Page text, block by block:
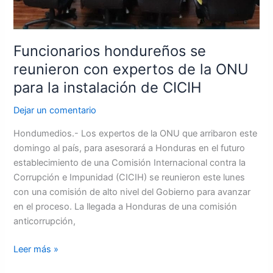
Funcionarios hondureños se
reunieron con expertos de la ONU
para la instalación de CICIH
Dejar un comentario
Hondumedios.- Los expertos de la ONU que arribaron este
domingo al país, para asesorará a Honduras en el futuro
establecimiento de una Comisión Internacional contra la
Corrupción e Impunidad (CICIH) se reunieron este lunes
con una comisión de alto nivel del Gobierno para avanzar
en el proceso. La llegada a Honduras de una comisión
anticorrupción,
ONU
para
instalación
de
Leer más »